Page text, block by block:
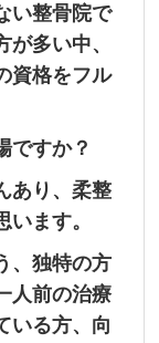
い整骨院で
多い中、
資格をフル
ですか？
あり、柔整
ます。
、独特の方
人前の治療
いる方、向